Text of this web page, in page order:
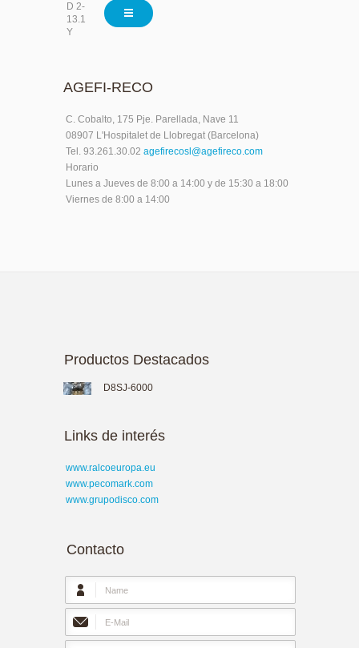
D 2-
13.1
Y
AGEFI-RECO
C. Cobalto, 175 Pje. Parellada, Nave 11
08907 L'Hospitalet de Llobregat (Barcelona)
Tel. 93.261.30.02 agefirecosl@agefireco.com
Horario
Lunes a Jueves de 8:00 a 14:00 y de 15:30 a 18:00
Viernes de 8:00 a 14:00
Productos Destacados
D8SJ-6000
Links de interés
www.ralcoeuropa.eu
www.pecomark.com
www.grupodisco.com
Contacto